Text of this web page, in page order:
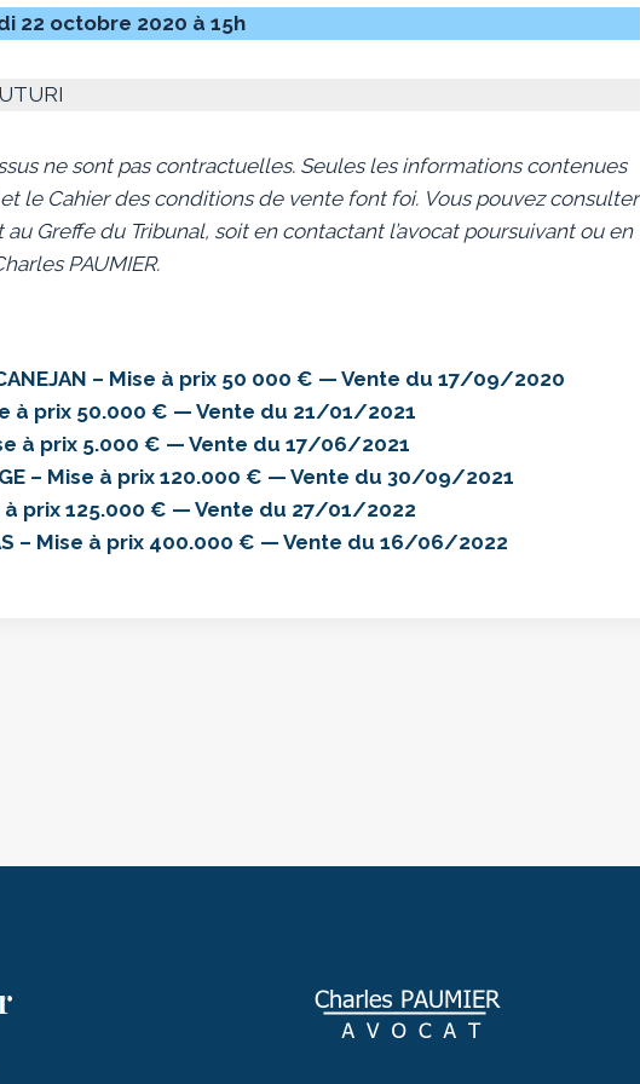
22 octobre 2020 à 15h
ne sont pas contractuelles. Seules les informations contenues
le Cahier des conditions de vente font foi. Vous pouvez consulter
Greffe du Tribunal, soit en contactant l’avocat poursuivant ou en
PAUMIER.
CANEJAN – Mise à prix 50 000 € — Vente du 17/09/2020
à prix 50.000 € — Vente du 21/01/2021
à prix 5.000 € — Vente du 17/06/2021
– Mise à prix 120.000 € — Vente du 30/09/2021
à prix 125.000 € — Vente du 27/01/2022
– Mise à prix 400.000 € — Vente du 16/06/2022